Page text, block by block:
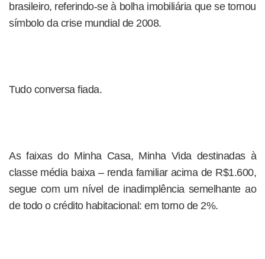
brasileiro, referindo-se à bolha imobiliária que se tornou
símbolo da crise mundial de 2008.
Tudo conversa fiada.
As faixas do Minha Casa, Minha Vida destinadas à
classe média baixa – renda familiar acima de R$1.600,
segue com um nível de inadimplência semelhante ao
de todo o crédito habitacional: em torno de 2%.